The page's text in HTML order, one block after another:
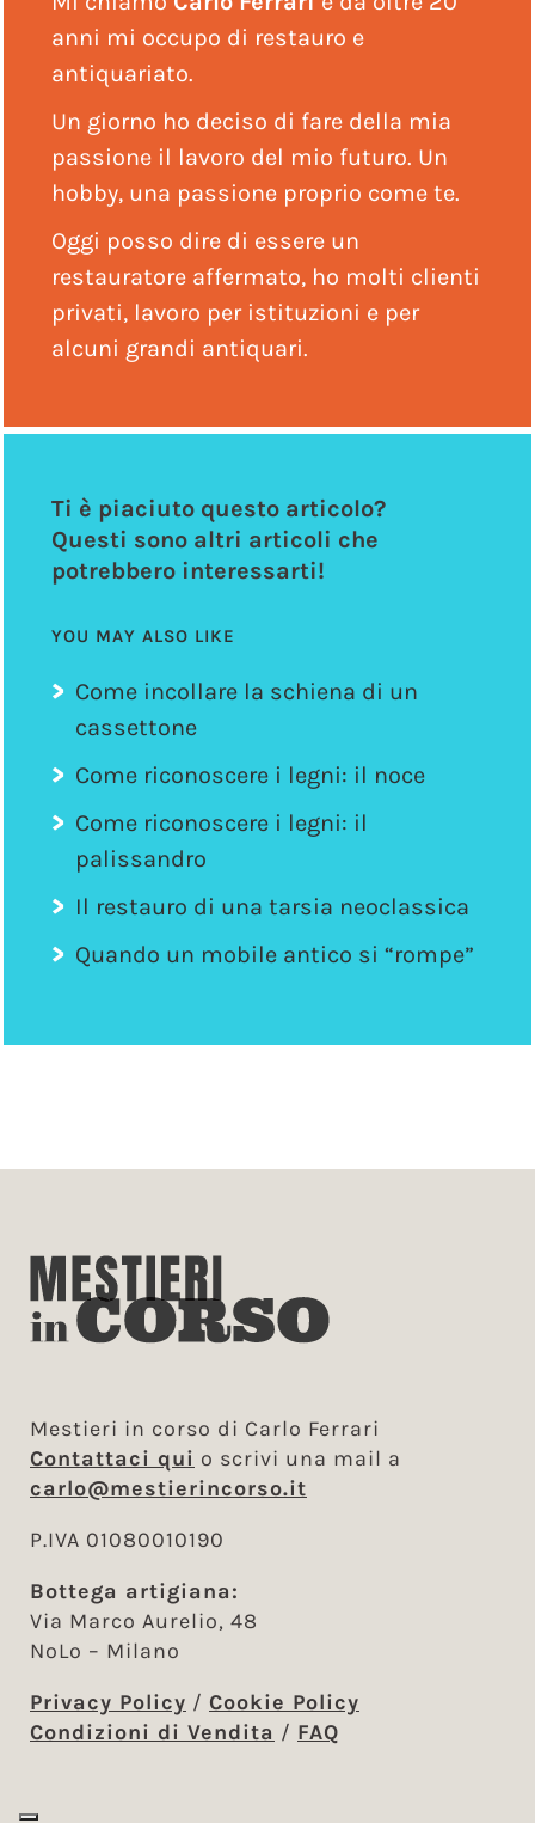
anni mi occupo di restauro e
antiquariato.
Un giorno ho deciso di fare della mia
passione il lavoro del mio futuro. Un
hobby, una passione proprio come te.
Oggi posso dire di essere un
restauratore affermato, ho molti clienti
privati, lavoro per istituzioni e per
alcuni grandi antiquari.
Ti è piaciuto questo articolo?
Questi sono altri articoli che
potrebbero interessarti!
YOU MAY ALSO LIKE
Come incollare la schiena di un
cassettone
Come riconoscere i legni: il noce
Come riconoscere i legni: il
palissandro
Il restauro di una tarsia neoclassica
Quando un mobile antico si “rompe”
Mestieri in corso di Carlo Ferrari
Contattaci qui o scrivi una mail a
carlo@mestierincorso.it
P.IVA 01080010190
Bottega artigiana:
Via Marco Aurelio, 48
NoLo – Milano
Privacy Policy / Cookie Policy
Condizioni di Vendita / FAQ